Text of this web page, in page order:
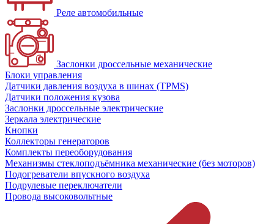
Реле автомобильные
Заслонки дроссельные механические
Блоки управления
Датчики давления воздуха в шинах (TPMS)
Датчики положения кузова
Заслонки дроссельные электрические
Зеркала электрические
Кнопки
Коллекторы генераторов
Комплекты переоборудования
Механизмы стеклоподъёмника механические (без моторов)
Подогреватели впускного воздуха
Подрулевые переключатели
Провода высоковольтные